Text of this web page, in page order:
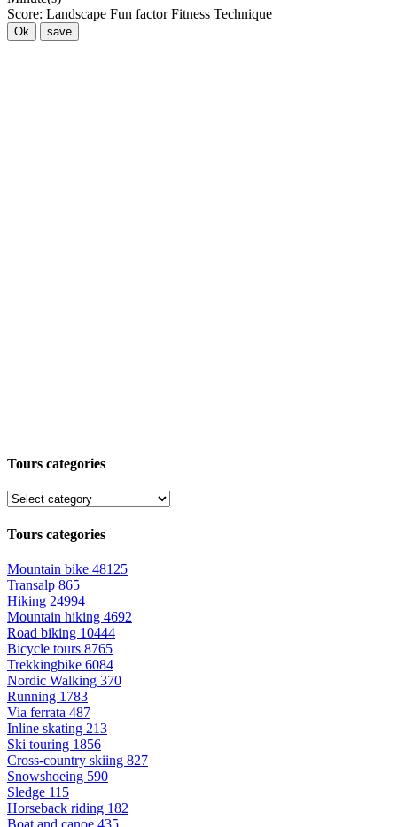
Score: Landscape Fun factor Fitness Technique
Ok save
Tours categories
Tours categories
Mountain bike 48125
Transalp 865
Hiking 24994
Mountain hiking 4692
Road biking 10444
Bicycle tours 8765
Trekkingbike 6084
Nordic Walking 370
Running 1783
Via ferrata 487
Inline skating 213
Ski touring 1856
Cross-country skiing 827
Snowshoeing 590
Sledge 115
Horseback riding 182
Boat and canoe 435